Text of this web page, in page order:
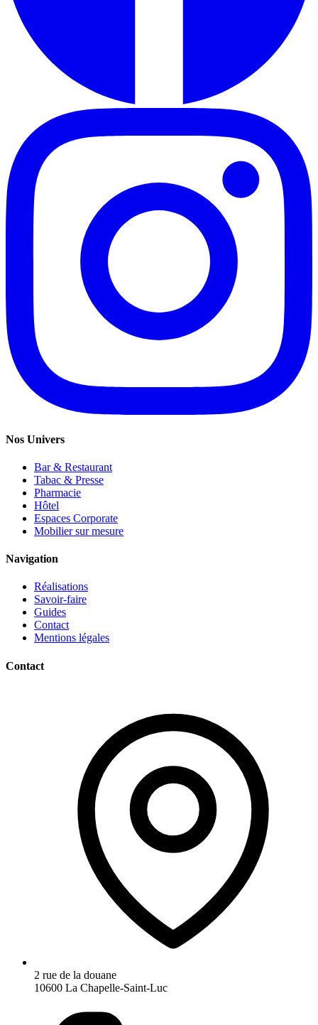
Nos Univers
Bar & Restaurant
Tabac & Presse
Pharmacie
Hôtel
Espaces Corporate
Mobilier sur mesure
Navigation
Réalisations
Savoir-faire
Guides
Contact
Mentions légales
Contact
2 rue de la douane
10600 La Chapelle-Saint-Luc